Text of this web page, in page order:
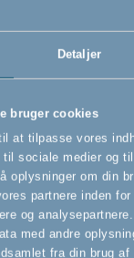
Detaljer
bruger cookies
at tilpasse vores
sociale medier og
oplysninger om din
partnere inden for
og
med andre
fra din brug af
Bébé-
Pale
99,00